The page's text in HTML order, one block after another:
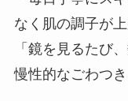
なく肌の調子が上
「鏡を見るたび
慢性的なごわつ